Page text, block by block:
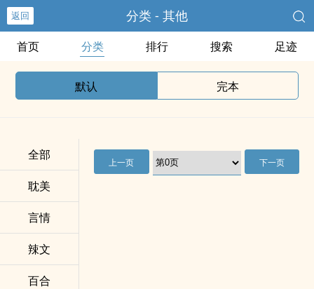
返回 分类 - 其他
首页 分类 排行 搜索 足迹
默认 完本
全部
耽美
言情
辣文
百合
上一页 下一页